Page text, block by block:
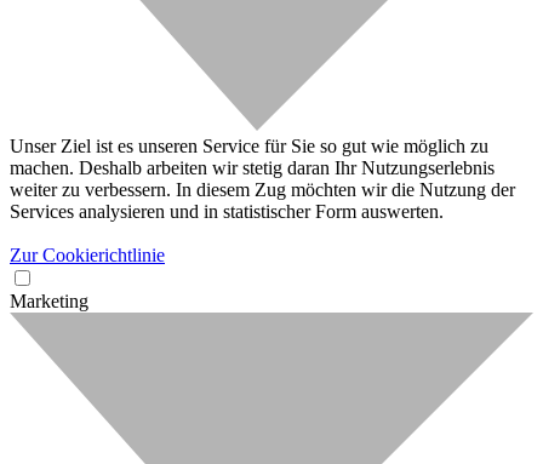
Unser Ziel ist es unseren Service für Sie so gut wie möglich zu
machen. Deshalb arbeiten wir stetig daran Ihr Nutzungserlebnis
weiter zu verbessern. In diesem Zug möchten wir die Nutzung der
Services analysieren und in statistischer Form auswerten.
Zur Cookierichtlinie
Marketing